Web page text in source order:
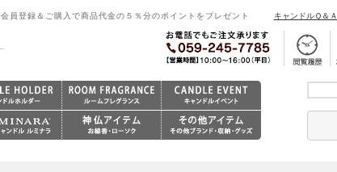
会員登録＆ご購入で商品代金の５％分のポイントをプレゼント キャンドルＱ＆Ａ